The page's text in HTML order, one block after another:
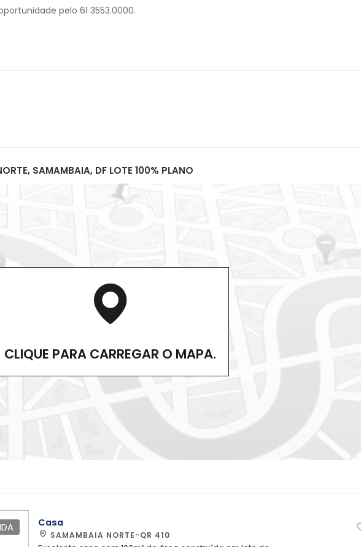
pelo 61 3553.0000.
SAMAMBAIA, DF LOTE 100% PLANO
CLIQUE PARA CARREGAR O MAPA.
Casa
SAMAMBAIA NORTE-QR 410